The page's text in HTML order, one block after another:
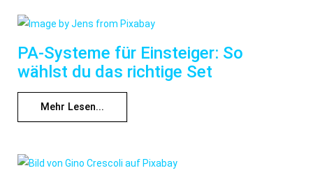
PA-Systeme für Einsteiger: So
wählst du das richtige Set
Mehr Lesen...